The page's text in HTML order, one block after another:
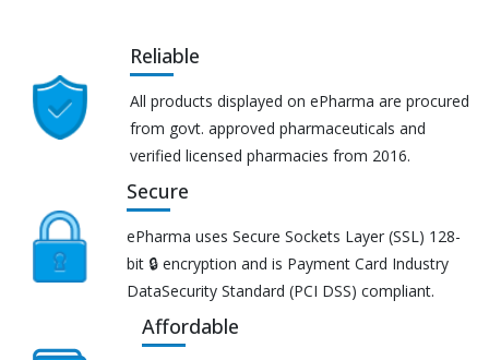
Reliable
All products displayed on ePharma are procured
from govt. approved pharmaceuticals and
verified licensed pharmacies from 2016.
Secure
ePharma uses Secure Sockets Layer (SSL) 128-
bit 🔒 encryption and is Payment Card Industry
DataSecurity Standard (PCI DSS) compliant.
Affordable